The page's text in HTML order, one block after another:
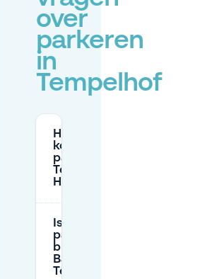
over
parkeren
in
Tempelhof
Hoeveel
kost
parkeren bij
Tempelhofer
Hafen?
Is er P+R
parkeren
bij S+U
Bahnhof
Tempelhof?